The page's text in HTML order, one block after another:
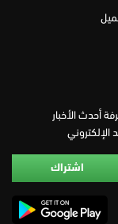
أحدث الأخبار
الإلكتروني